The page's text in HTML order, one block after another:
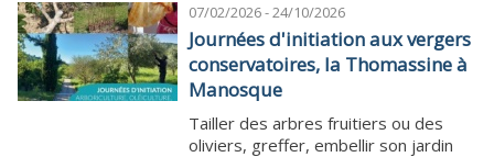
07/02/2026 - 24/10/2026
Journées d'initiation aux vergers
conservatoires, la Thomassine à
Manosque
Tailler des arbres fruitiers ou des
oliviers, greffer, embellir son jardin